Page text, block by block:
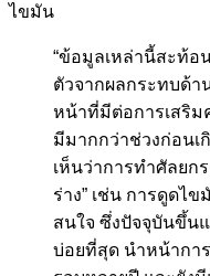
ไขมัน
“ข้อมูลเหล่านี้สะท้อ
ตัวจากผลกระทบด้า
หน้าที่มีต่อการเสริม
มีมากกว่าช่วงก่อนเ
เห็นว่าการทำศัลยก
ร่าง” เช่น การดูดไ
สนใจ ซึ่งปัจจุบันขึ้น
บ่อยที่สุด นำหน้ากา